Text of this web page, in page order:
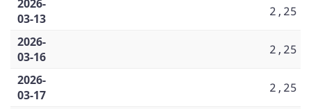
2026-
03-13
2,25
2026-
03-16
2,25
2026-
03-17
2,25